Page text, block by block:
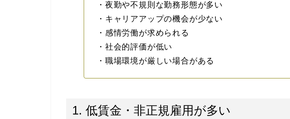
・夜勤や不規則な勤務形態が多い
・キャリアアップの機会が少ない
・感情労働が求められる
・社会的評価が低い
・職場環境が厳しい場合がある
1. 低賃金・非正規雇用が多い